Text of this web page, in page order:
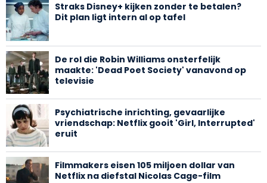
Straks Disney+ kijken zonder te betalen?
Dit plan ligt intern al op tafel
De rol die Robin Williams onsterfelijk
maakte: 'Dead Poet Society' vanavond op
televisie
Psychiatrische inrichting, gevaarlijke
vriendschap: Netflix gooit 'Girl, Interrupted'
eruit
Filmmakers eisen 105 miljoen dollar van
Netflix na diefstal Nicolas Cage-film